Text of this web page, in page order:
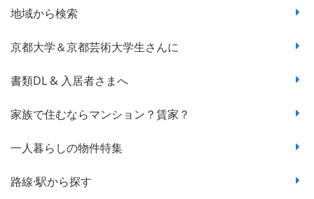
地域から検索
京都大学＆京都芸術大学生さんに
書類DL & 入居者さまへ
家族で住むならマンション？賃家？
一人暮らしの物件特集
路線·駅から探す